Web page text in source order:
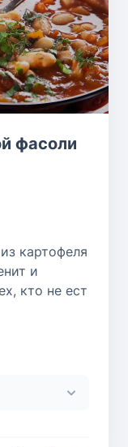
фасоли
картофеля
и
кто не ест